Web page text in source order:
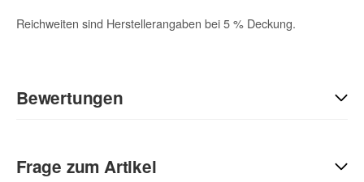
Reichweiten sind Herstellerangaben bei 5 % Deckung.
Bewertungen
Sie Anderen bei der Kaufentscheidung:
Frage zum Artikel